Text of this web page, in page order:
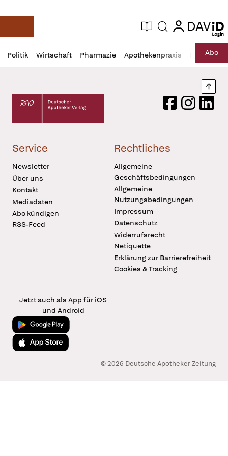
Deutsche Apotheker Zeitung
Aktuelle Ausgabe
Suche login
login
Politik Wirtschaft Pharmazie Apothekenpraxis RechtAbo
Profil
öffnen
Daz
Pur
Deutscher Apotheker Verlag Logo
FacebookInstagram
Service
Newsletter
Über uns
Kontakt
Mediadaten
Abo kündigen
RSS-Feed
Rechtliches
Allgemeine
Geschäftsbedingungen
Allgemeine
Nutzungsbedingungen
Impressum
Datenschutz
Widerrufsrecht
Netiquette
Erklärung zur Barrierefreiheit
Cookies & Tracking
Jetzt auch als App für iOS
und Android
Jetzt bei Google Play
Laden im App Store
© 2026 Deutsche Apotheker Zeitung